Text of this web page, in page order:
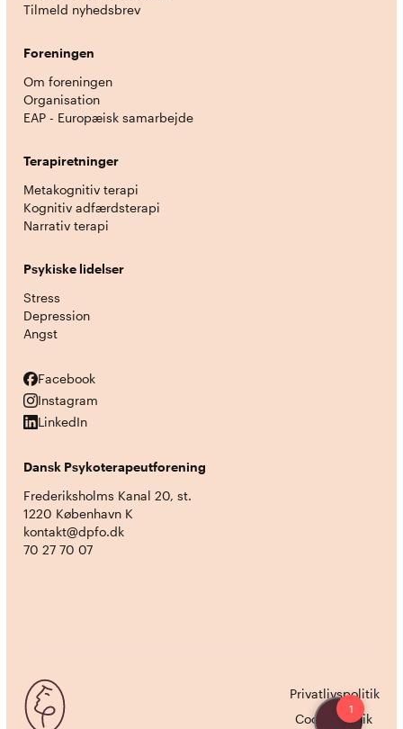
Tilmeld nyhedsbrev
Foreningen
Om foreningen
Organisation
EAP - Europæisk samarbejde
Terapiretninger
Metakognitiv terapi
Kognitiv adfærdsterapi
Narrativ terapi
Psykiske lidelser
Stress
Depression
Angst
Facebook
Facebook
Instagram
Instagram
LinkedIn
LinkedIn
Dansk Psykoterapeutforening
Frederiksholms Kanal 20, st.
1220 København K
kontakt@dpfo.dk
70 27 70 07
Privatlivspolitik
Cookiepolitik